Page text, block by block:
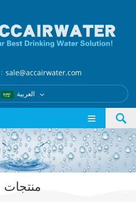
اترك رسالة ： sale@accairwater.com
منتجات